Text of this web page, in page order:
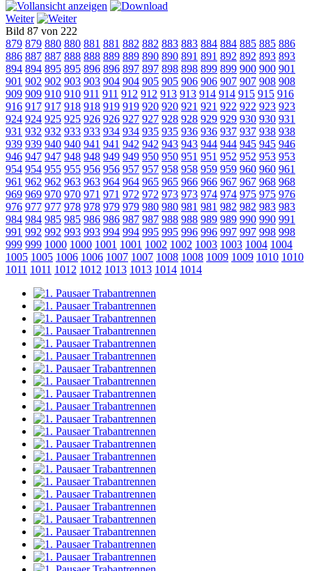
Weiter
Bild 87 von 222
879 879 880 880 881 881 882 882 883 883 884 884 885 885 886
886 887 887 888 888 889 889 890 890 891 891 892 892 893 893
894 894 895 895 896 896 897 897 898 898 899 899 900 900 901
901 902 902 903 903 904 904 905 905 906 906 907 907 908 908
909 909 910 910 911 911 912 912 913 913 914 914 915 915 916
916 917 917 918 918 919 919 920 920 921 921 922 922 923 923
924 924 925 925 926 926 927 927 928 928 929 929 930 930 931
931 932 932 933 933 934 934 935 935 936 936 937 937 938 938
939 939 940 940 941 941 942 942 943 943 944 944 945 945 946
946 947 947 948 948 949 949 950 950 951 951 952 952 953 953
954 954 955 955 956 956 957 957 958 958 959 959 960 960 961
961 962 962 963 963 964 964 965 965 966 966 967 967 968 968
969 969 970 970 971 971 972 972 973 973 974 974 975 975 976
976 977 977 978 978 979 979 980 980 981 981 982 982 983 983
984 984 985 985 986 986 987 987 988 988 989 989 990 990 991
991 992 992 993 993 994 994 995 995 996 996 997 997 998 998
999 999 1000 1000 1001 1001 1002 1002 1003 1003 1004 1004
1005 1005 1006 1006 1007 1007 1008 1008 1009 1009 1010 1010
1011 1011 1012 1012 1013 1013 1014 1014